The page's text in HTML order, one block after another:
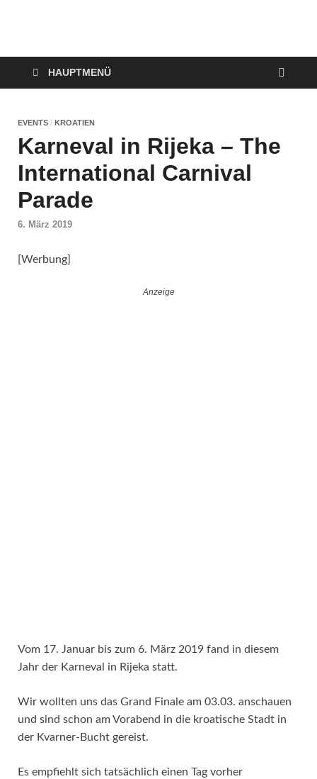
VerTRAVELt
HAUPTMENÜ
EVENTS / KROATIEN
Karneval in Rijeka – The
International Carnival
Parade
6. März 2019
[Werbung]
Vom 17. Januar bis zum 6. März 2019 fand in diesem
Jahr der Karneval in Rijeka statt.
Wir wollten uns das Grand Finale am 03.03. anschauen
und sind schon am Vorabend in die kroatische Stadt in
der Kvarner-Bucht gereist.
Es empfiehlt sich tatsächlich einen Tag vorher